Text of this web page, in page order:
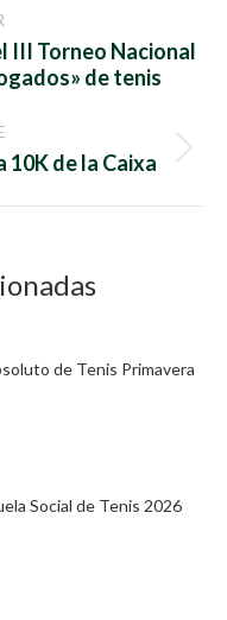
III Torneo Nacional
de tenis
10K de la Caixa
de Tenis Primavera
Social de Tenis 2026